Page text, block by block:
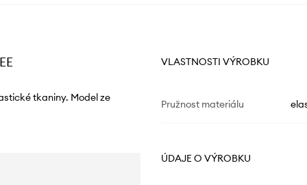
tkaniny. Model ze
VLASTNOSTI VÝROBKU
Pružnost materiálu
ÚDAJE O VÝROBKU